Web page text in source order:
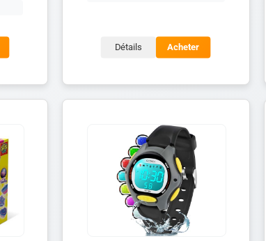
Détails Acheter